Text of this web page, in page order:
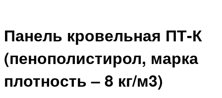
Панель кровельная ПТ-К
(пенополистирол, марка
плотность – 8 кг/м3)